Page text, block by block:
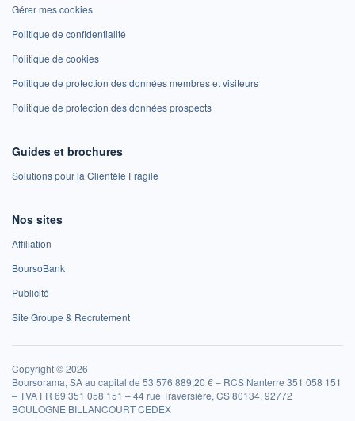
Gérer mes cookies
Politique de confidentialité
Politique de cookies
Politique de protection des données membres et visiteurs
Politique de protection des données prospects
Guides et brochures
Solutions pour la Clientèle Fragile
Nos sites
Affiliation
BoursoBank
Publicité
Site Groupe & Recrutement
Copyright © 2026
Boursorama, SA au capital de 53 576 889,20 € – RCS Nanterre 351 058 151
– TVA FR 69 351 058 151 – 44 rue Traversière, CS 80134, 92772
BOULOGNE BILLANCOURT CEDEX